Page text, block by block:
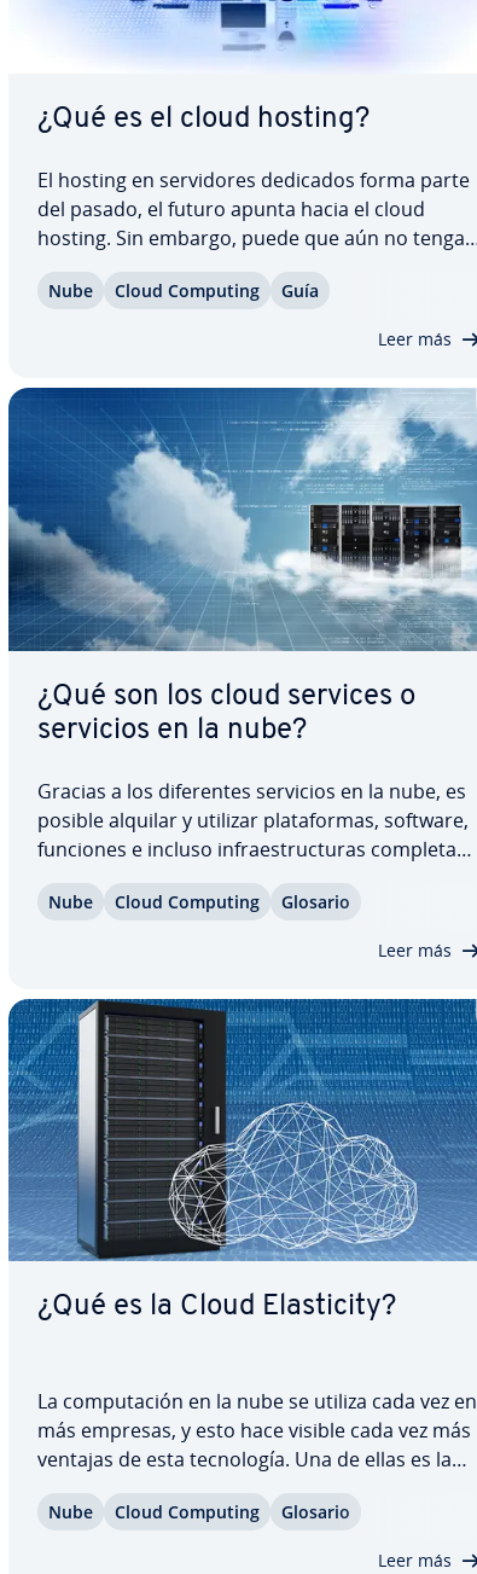
¿Qué es el cloud hosting?
El hosting en se­r­vi­do­res dedicados forma parte
del pasado, el futuro apunta hacia el cloud
hosting. Sin embargo, puede que aún no tengas
empresa o proyecto web. Te ofrecemos cuatro
Nube Cloud Computing Guía
Leer más
¿Qué son los cloud services o
servicios en la nube?
Gracias a los di­fe­re­n­tes servicios en la nube, es
posible alquilar y utilizar pla­ta­fo­r­mas, software,
funciones e incluso in­frae­s­tru­c­tu­ras completas
de terceros. Esto supone un im­po­r­ta­n­te ahorro
de costes y, al mismo tiempo, una notable op­ti­
Nube Cloud Computing Glosario
Leer más
¿Qué es la Cloud Ela­s­ti­ci­ty?
La co­mpu­tación en la nube se utiliza cada vez en
más empresas, y esto hace visible cada vez más
ventajas de esta te­c­no­lo­gía. Una de ellas es la
Cloud Ela­s­ti­ci­ty. Con este nuevo método, que
consiste en una co­m­bi­na­ción in­te­li­ge­n­te de
Nube Cloud Computing Glosario
Leer más